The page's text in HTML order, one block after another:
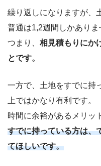
繰り返しになりますが、
普通は1,2週間しかありま
つまり、 相見積もりにか
とです。
一方で、土地をすでに持
上ではかなり有利です。
時間に余裕があるメリッ
すでに持っている方は、
てほしいです。